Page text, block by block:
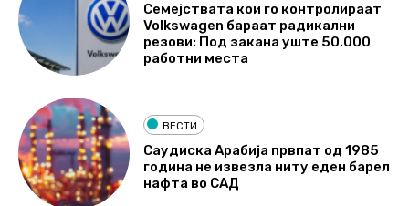
Семејствата кои го контролираат
Volkswagen бараат радикални
резови: Под закана уште 50.000
работни места
ВЕСТИ
Саудиска Арабија првпат од 1985
година не извезла ниту еден барел
нафта во САД